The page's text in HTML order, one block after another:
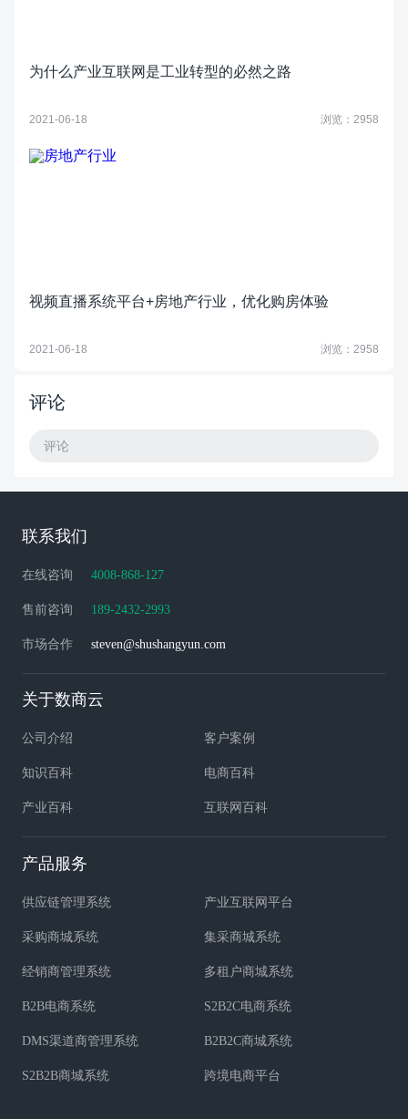
为什么产业互联网是工业转型的必然之路
2021-06-18 浏览：2958
视频直播系统平台+房地产行业，优化购房体验
2021-06-18 浏览：2958
评论
评论
联系我们
在线咨询 4008-868-127
售前咨询 189-2432-2993
市场合作 steven@shushangyun.com
关于数商云
公司介绍 客户案例
知识百科 电商百科
产业百科 互联网百科
产品服务
供应链管理系统 产业互联网平台
采购商城系统 集采商城系统
经销商管理系统 多租户商城系统
B2B电商系统 S2B2C电商系统
DMS渠道商管理系统 B2B2C商城系统
S2B2B商城系统 跨境电商平台